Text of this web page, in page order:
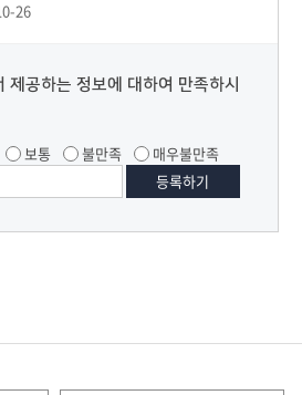
업지원센터, 취업지원팀까지
굉장히 고민이 많으실 텐데요 이곳
인데요
받으시면서 즐겁고 재밌는 대학 생활을
히 수많은 고민과 맞닥뜨릴 때가
은 곳이 바로 참케어 센터 입니다
있는 곳 공간이 바로 강의실인데요.
26
제공하는 정보에 대하여 만족하시
보통 불만족 매우불만족